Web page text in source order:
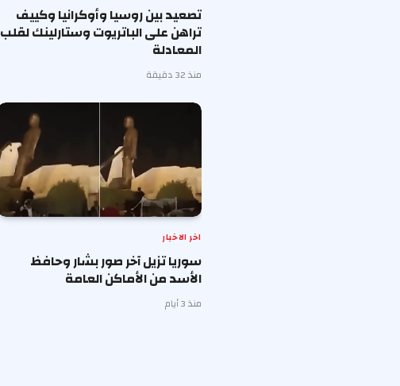
تصعيد بين روسيا وأوكرانيا وكييف
تراهن على الباتريوت وستارلينك لقلب
المعادلة
منذ 32 دقيقة
اخر الاخبار
سوريا تزيل آخر صور بشار وحافظ
الأسد من الأماكن العامة
منذ 3 أيام